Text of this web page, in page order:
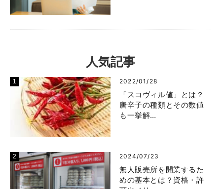
人気記事
2022/01/28
「スコヴィル値」とは？
唐辛子の種類とその数値
も一挙解…
2024/07/23
無人販売所を開業するた
めの基本とは？資格・許